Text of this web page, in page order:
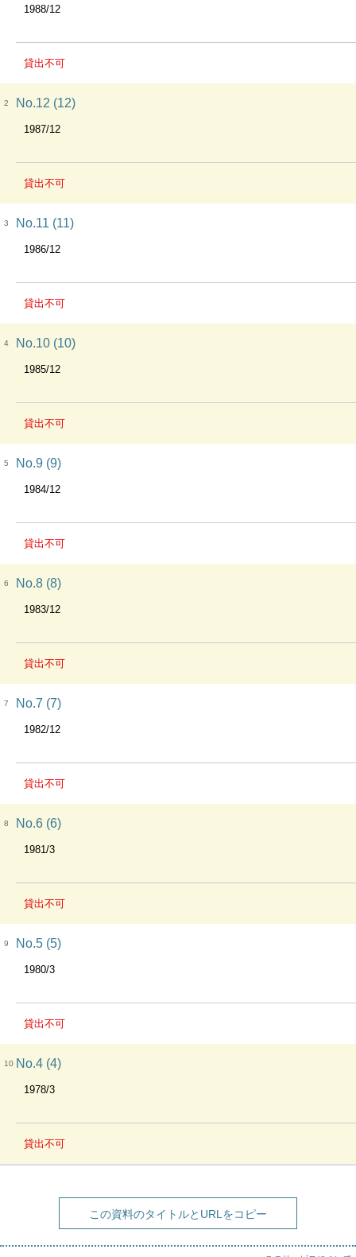
1988/12
貸出不可
2 No.12 (12)
1987/12
貸出不可
3 No.11 (11)
1986/12
貸出不可
4 No.10 (10)
1985/12
貸出不可
5 No.9 (9)
1984/12
貸出不可
6 No.8 (8)
1983/12
貸出不可
7 No.7 (7)
1982/12
貸出不可
8 No.6 (6)
1981/3
貸出不可
9 No.5 (5)
1980/3
貸出不可
10 No.4 (4)
1978/3
貸出不可
この資料のタイトルとURLをコピー